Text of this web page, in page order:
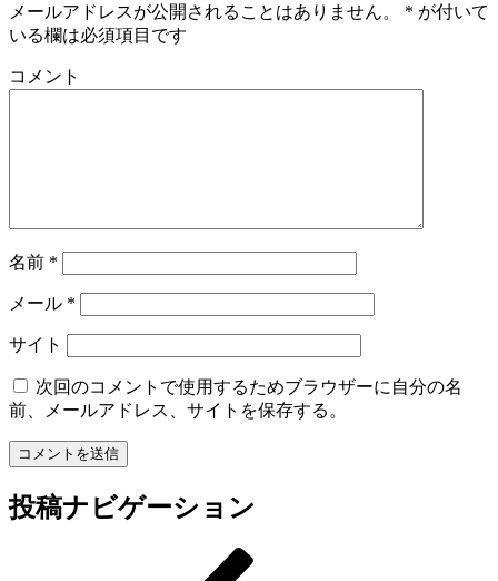
メールアドレスが公開されることはありません。 * が付いて
いる欄は必須項目です
コメント
名前 *
メール *
サイト
次回のコメントで使用するためブラウザーに自分の名
前、メールアドレス、サイトを保存する。
投稿ナビゲーション